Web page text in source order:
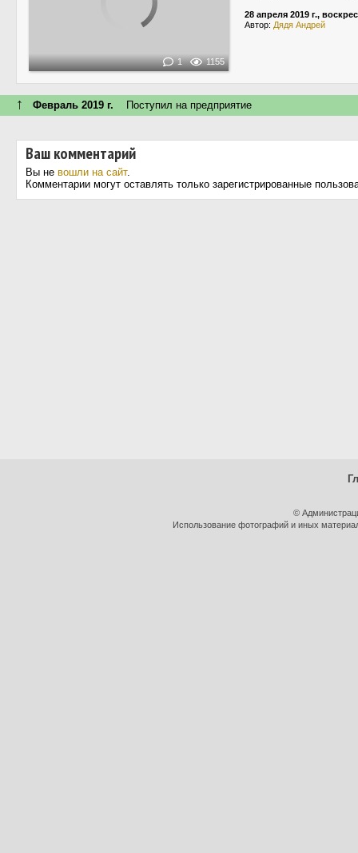
1 1155
28 апреля 2019 г.,
Автор: Дядя Андрей
↑ Февраль 2019 г. Поступил на предприятие
Ваш комментарий
Вы не вошли на сайт.
Комментарии могут оставлять только зарегистрированные
©
Использование фотографий и иных